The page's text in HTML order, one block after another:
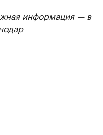
информация — в